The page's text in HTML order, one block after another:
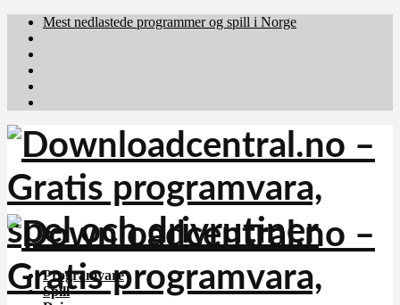
Mest nedlastede programmer og spill i Norge
Programvare
Spill